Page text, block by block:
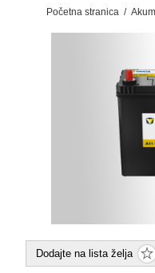
Početna stranica /
Dodajte na lista želja